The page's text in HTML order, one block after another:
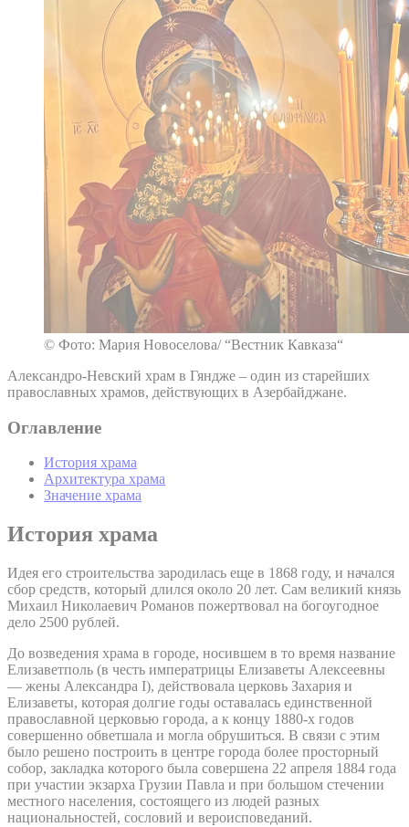
© Фото: Мария Новоселова/ “Вестник Кавказа“
Александро-Невский храм в Гяндже – один из старейших
православных храмов, действующих в Азербайджане.
Оглавление
История храма
Архитектура храма
Значение храма
История храма
Идея его строительства зародилась еще в 1868 году, и начался
сбор средств, который длился около 20 лет. Сам великий князь
Михаил Николаевич Романов пожертвовал на богоугодное
дело 2500 рублей.
До возведения храма в городе, носившем в то время название
Елизаветполь (в честь императрицы Елизаветы Алексеевны
— жены Александра I), действовала церковь Захария и
Елизаветы, которая долгие годы оставалась единственной
православной церковью города, а к концу 1880-х годов
совершенно обветшала и могла обрушиться. В связи с этим
было решено построить в центре города более просторный
собор, закладка которого была совершена 22 апреля 1884 года
при участии экзарха Грузии Павла и при большом стечении
местного населения, состоящего из людей разных
национальностей, сословий и вероисповеданий.